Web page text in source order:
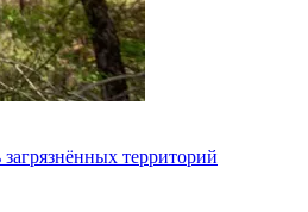
территорий